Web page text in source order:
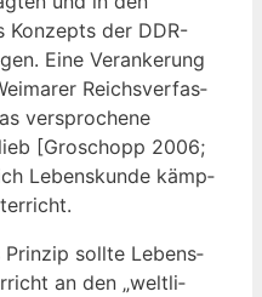
Kon­zepts der DDR-
Eine Ver­an­ke­rung
Reichs­ver­fas­
ver­spro­che­ne
[Gro­schopp 2006;
Lebens­kun­de kämp­
Prin­zip soll­te Lebens­
an den „welt­li­